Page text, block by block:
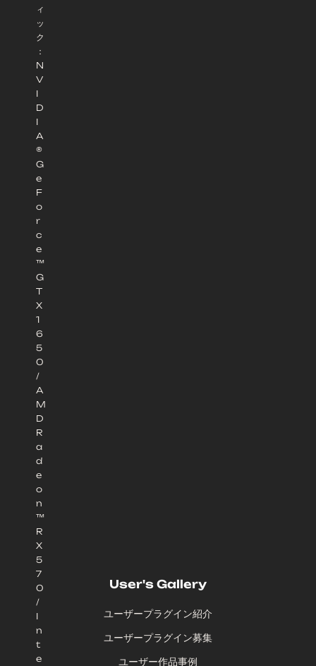
ィ
ッ
ク
：
N
V
I
D
I
A
®
G
e
F
o
r
c
e
™
G
T
X
1
6
5
0
/
A
M
D
R
a
d
e
o
n
™
R
X
5
7
0
/
I
n
t
e
User's Gallery
ユーザープラグイン紹介
ユーザープラグイン募集
ユーザー作品事例